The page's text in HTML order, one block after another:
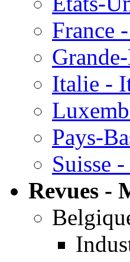
France
Italie -
Pays-
Suisse
Revues -